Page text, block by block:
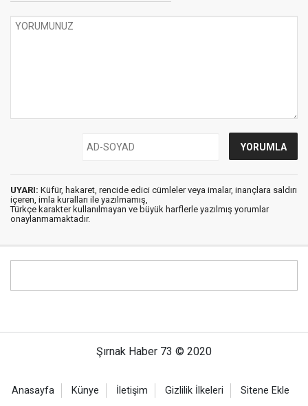
UYARI: Küfür, hakaret, rencide edici cümleler veya imalar, inançlara saldırı
içeren, imla kuralları ile yazılmamış,
Türkçe karakter kullanılmayan ve büyük harflerle yazılmış yorumlar
onaylanmamaktadır.
Şırnak Haber 73 © 2020
Anasayfa Künye İletişim Gizlilik İlkeleri Sitene Ekle